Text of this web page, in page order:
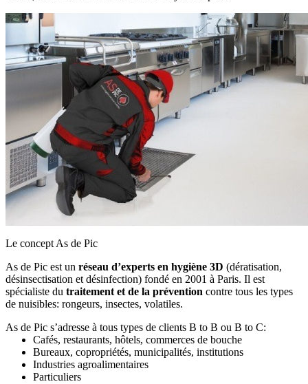
Le concept As de Pic
As de Pic est un réseau d’experts en hygiène 3D (dératisation,
désinsectisation et désinfection) fondé en 2001 à Paris. Il est
spécialiste du traitement et de la prévention contre tous les types
de nuisibles: rongeurs, insectes, volatiles.
As de Pic s’adresse à tous types de clients B to B ou B to C:
Cafés, restaurants, hôtels, commerces de bouche
Bureaux, copropriétés, municipalités, institutions
Industries agroalimentaires
Particuliers